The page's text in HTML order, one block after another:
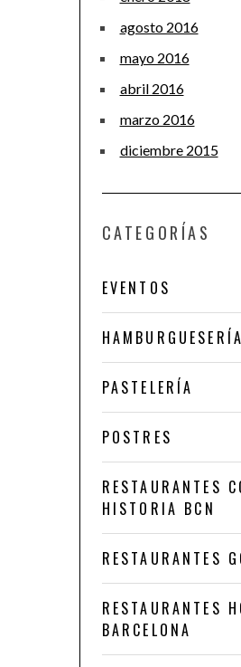
agosto 2016
mayo 2016
abril 2016
marzo 2016
diciembre 2015
CATEGORÍAS
EVENTOS
PASTELERÍA
POSTRES
RESTAURANTES
HISTORIA BCN
RESTAURANTES
RESTAURANTES
BARCELONA